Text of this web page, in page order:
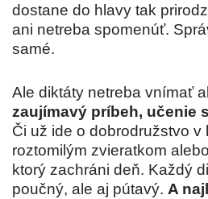
dostane do hlavy tak
ani netreba spomenúť.
samé.
Ale diktáty netreba vnímať
zaujímavý príbeh, učenie
Či už ide o dobrodružstvo v
roztomilým zvieratkom
ktorý zachráni deň. Každý
poučný, ale aj pútavý. A